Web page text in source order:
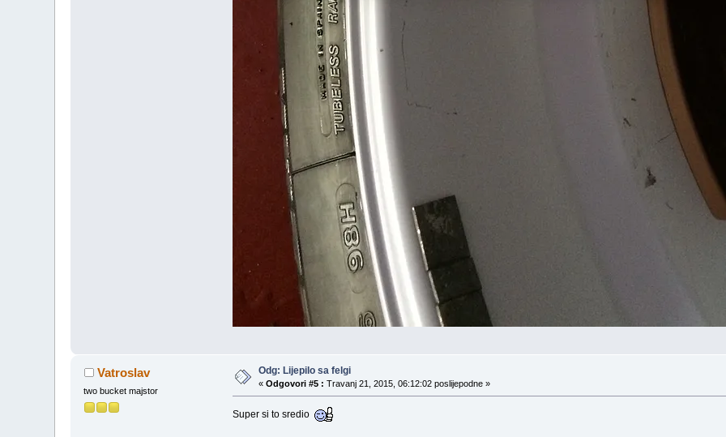
Vatroslav
two bucket majstor
Odg: Lijepilo sa felgi
«Odgovori #5 : Travanj 21, 2015, 06:12:02 poslijepodne »
Super si to sredio